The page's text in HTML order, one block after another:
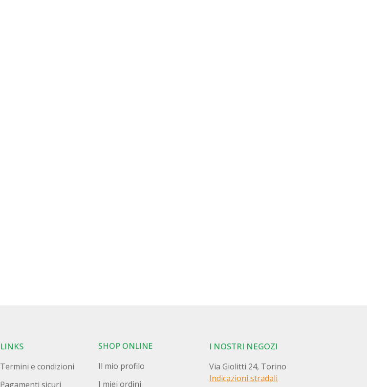
LINKS
Termini e condizioni
Pagamenti sicuri
SHOP ONLINE
Il mio profilo
I miei ordini
I NOSTRI NEGOZI
Via Giolitti 24, Torino
Indicazioni stradali